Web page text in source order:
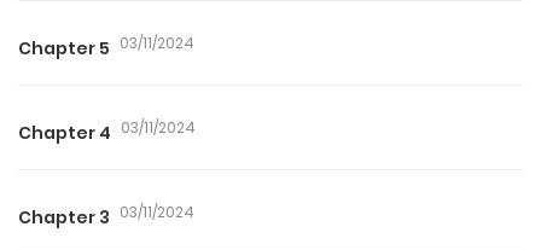
Chapter 5 03/11/2024
Chapter 4 03/11/2024
Chapter 3 03/11/2024